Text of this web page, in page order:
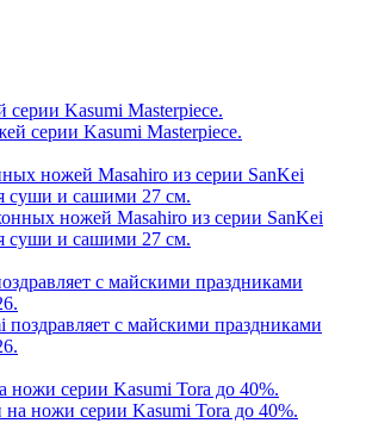
Kasumi Masterpiece.
ножей Masahiro из серии SanKei
суши и сашими 27 см.
с майскими праздниками
ножи серии Kasumi Tora до 40%.